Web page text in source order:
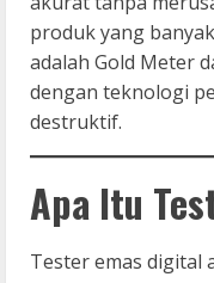
produk yang
adalah Gold Meter
dengan teknologi
destruktif.
Apa Itu
Tester emas digital